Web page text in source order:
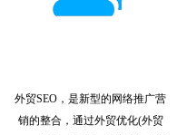
外贸SEO，是新型的网络推广营
销的整合，通过外贸优化(外贸